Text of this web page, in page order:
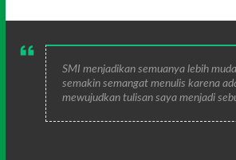
SMI menjadikan semuanya lebih
semakin semangat menulis karena
mewujudkan tulisan saya menjadi